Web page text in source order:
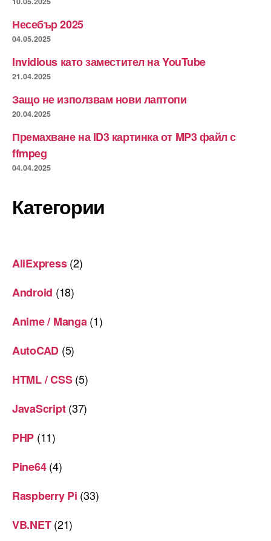
Несебър 2025
04.05.2025
Invidious като заместител на YouTube
21.04.2025
Защо не използвам нови лаптопи
20.04.2025
Премахване на ID3 картинка от MP3 файл с
ffmpeg
04.04.2025
Категории
AliExpress(2)
Android (18)
Anime / Manga (1)
AutoCAD (5)
HTML / CSS(5)
JavaScript(37)
PHP (11)
Pine64(4)
Raspberry Pi (33)
VB.NET(21)